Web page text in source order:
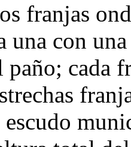
franjas
una con
cada